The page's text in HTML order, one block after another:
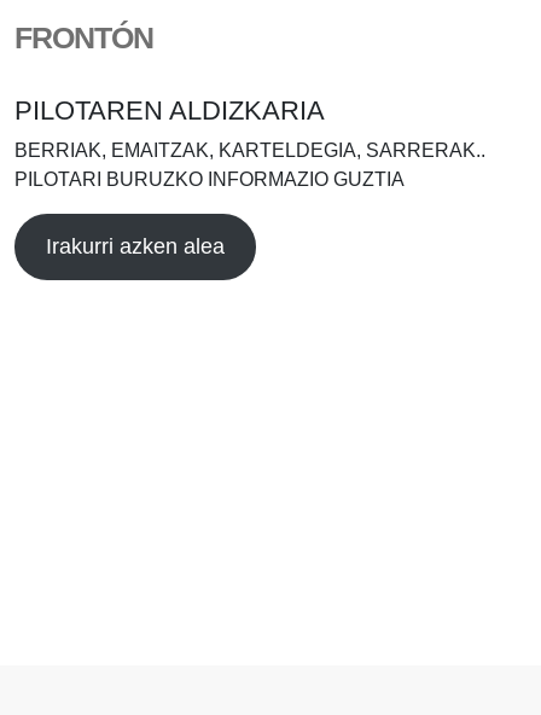
FRONTÓN
PILOTAREN ALDIZKARIA
BERRIAK, EMAITZAK, KARTELDEGIA, SARRERAK..
PILOTARI BURUZKO INFORMAZIO GUZTIA
Irakurri azken alea